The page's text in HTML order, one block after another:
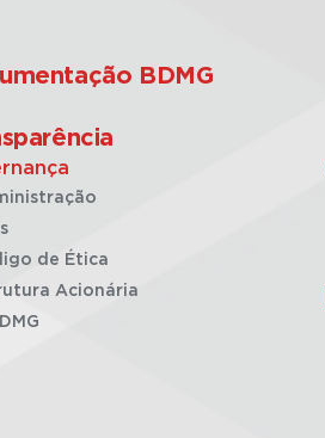
BDMG
de Ética
Acionária